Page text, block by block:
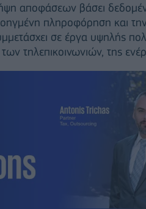
αποφάσεων βάσει
πληροφόρηση και
σε έργα υψηλής
τηλεπικοινωνιών, της